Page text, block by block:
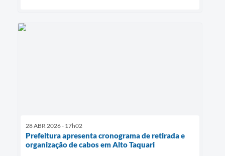
28 ABR 2026 - 17h02
Prefeitura apresenta cronograma de retirada e
organização de cabos em Alto Taquari